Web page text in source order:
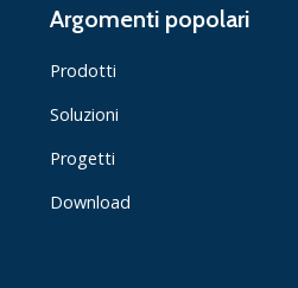
Argomenti popolari
Prodotti
Soluzioni
Progetti
Download